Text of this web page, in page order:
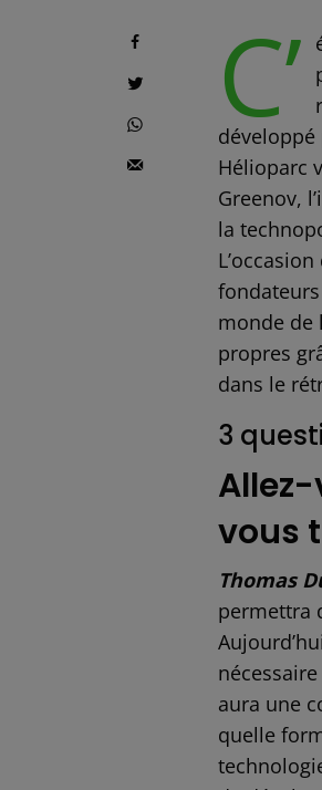
C’
Hélioparc
Greenov,
la
monde de
propres
dans le
3
vous
Thomas
permettra
aura une
quelle